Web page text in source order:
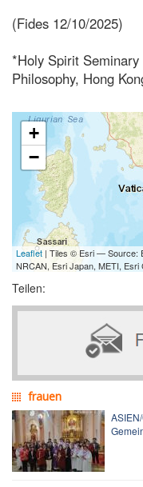
(Fides 12/10/2025)
*Holy Spirit
Philosophy, Hong
+
−
Leaflet | Tiles © Esri — Source:
NRCAN, Esri Japan, METI, Esri
Teilen:
frauen